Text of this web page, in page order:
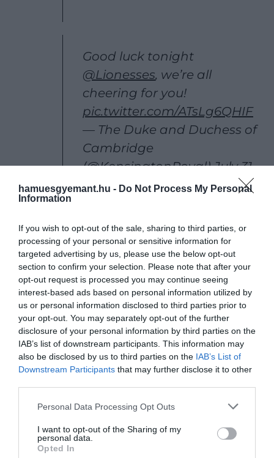
hamuesgyemant.hu - Do Not Process My Personal
Information
If you wish to opt-out of the sale, sharing to third parties, or
processing of your personal or sensitive information for
targeted advertising by us, please use the below opt-out
section to confirm your selection. Please note that after your
opt-out request is processed you may continue seeing
interest-based ads based on personal information utilized by
us or personal information disclosed to third parties prior to
your opt-out. You may separately opt-out of the further
disclosure of your personal information by third parties on the
IAB’s list of downstream participants. This information may
also be disclosed by us to third parties on the IAB’s List of
Downstream Participants that may further disclose it to other
Please note that this website/app uses one or more Google
not limited to your visit or usage behaviour. You may click to
grant or deny consent to Google and its third-party tags to
use your data for below specified purposes in below Google
Personal Data Processing Opt Outs
I want to opt-out of the Sharing of my
personal data.
Opted In
Good luck tonight
@Lionesses, we’re all
cheering for you!
pic.twitter.com/ATsLg6QHIF
— The Duke and Duchess of
Cambridge
(@KensingtonRoyal)July 31,
2022
Ritkán látni olyan videót, amelyen a Cambridge-
gyerekek a kamerába beszélnek, pont emiatt a
rajongók kapva kaptak az alkalmon, hogy
megállapítsák, kire is hasonlít az ifjú hercegnő.
Sokan egyetértettek abban, hogy Sarolta egyre
inkább úgy néz ki, mint néhai nagymamája, Diána
hercegné.
Az egyik fan ezt írta:
Sarolta kezd hasonlítani
Diána hercegnére.